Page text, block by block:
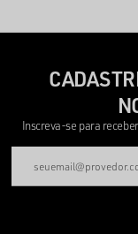
Inscreva-se para